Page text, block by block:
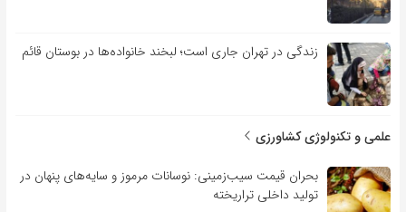
زندگی در تهران جاری است؛ لبخند خانواده‌ها در بوستان قائم
علمی و تکنولوژی کشاورزی
بحران قیمت سیب‌زمینی: نوسانات مرموز و سایه‌های پنهان در
تولید داخلی تراریخته